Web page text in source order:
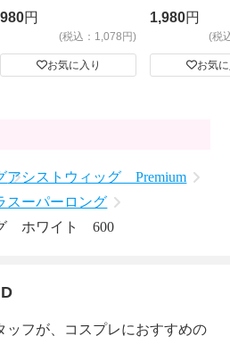
980円
(税込：1,078円)
お気に入り
ビッグサイ
1,980円
(税
お気
アシストウィッグ Premium
スーパーロング
ホワイト 600
ッフが、コスプレにおすすめの